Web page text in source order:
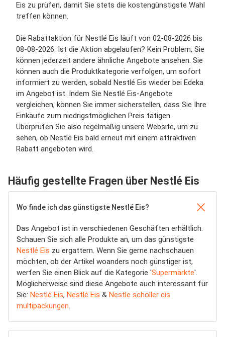
Eis zu prüfen, damit Sie stets die kostengünstigste Wahl
treffen können.
Die Rabattaktion für Nestlé Eis läuft von 02-08-2026 bis
08-08-2026. Ist die Aktion abgelaufen? Kein Problem, Sie
können jederzeit andere ähnliche Angebote ansehen. Sie
können auch die Produktkategorie verfolgen, um sofort
informiert zu werden, sobald Nestlé Eis wieder bei Edeka
im Angebot ist. Indem Sie Nestlé Eis-Angebote
vergleichen, können Sie immer sicherstellen, dass Sie Ihre
Einkäufe zum niedrigstmöglichen Preis tätigen.
Überprüfen Sie also regelmäßig unsere Website, um zu
sehen, ob Nestlé Eis bald erneut mit einem attraktiven
Rabatt angeboten wird.
Häufig gestellte Fragen über Nestlé Eis
Wo finde ich das günstigste Nestlé Eis?
Das Angebot ist in verschiedenen Geschäften erhältlich.
Schauen Sie sich alle Produkte an, um das günstigste
Nestlé Eis zu ergattern. Wenn Sie gerne nachschauen
möchten, ob der Artikel woanders noch günstiger ist,
werfen Sie einen Blick auf die Kategorie 'Supermärkte'.
Möglicherweise sind diese Angebote auch interessant für
Sie: Nestlé Eis, Nestlé Eis & Nestle schöller eis
multipackungen.